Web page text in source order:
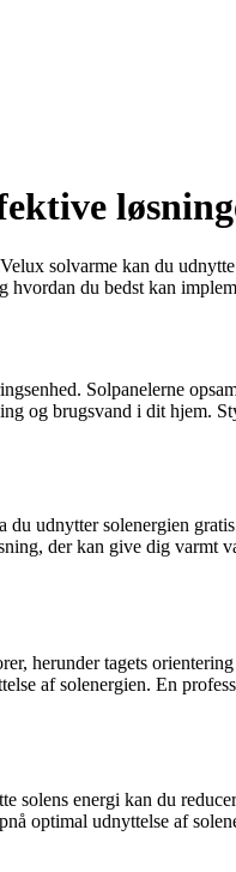
solvarme kan du
du bedst kan
Solpanelerne
og brugsvand i dit hjem.
udnytter solenergien
der kan give dig varmt
herunder tagets
af solenergien. En
solens energi kan du
optimal udnyttelse af